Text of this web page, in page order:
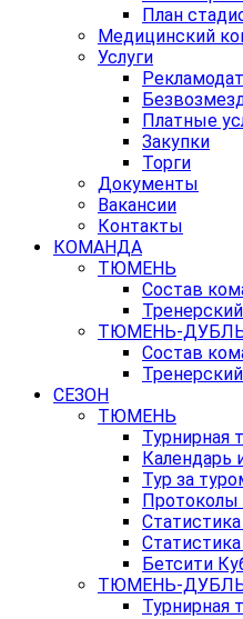
План
Медицинский
Услуги
Платные
Закупки
Торги
Документы
Вакансии
Контакты
КОМАНДА
ТЮМЕНЬ
Состав
ТЮМЕНЬ-
Состав
СЕЗОН
ТЮМЕНЬ
Турнирная
Календарь
Тур за
Протоколы
Бетсити
ТЮМЕНЬ-
Турнирная